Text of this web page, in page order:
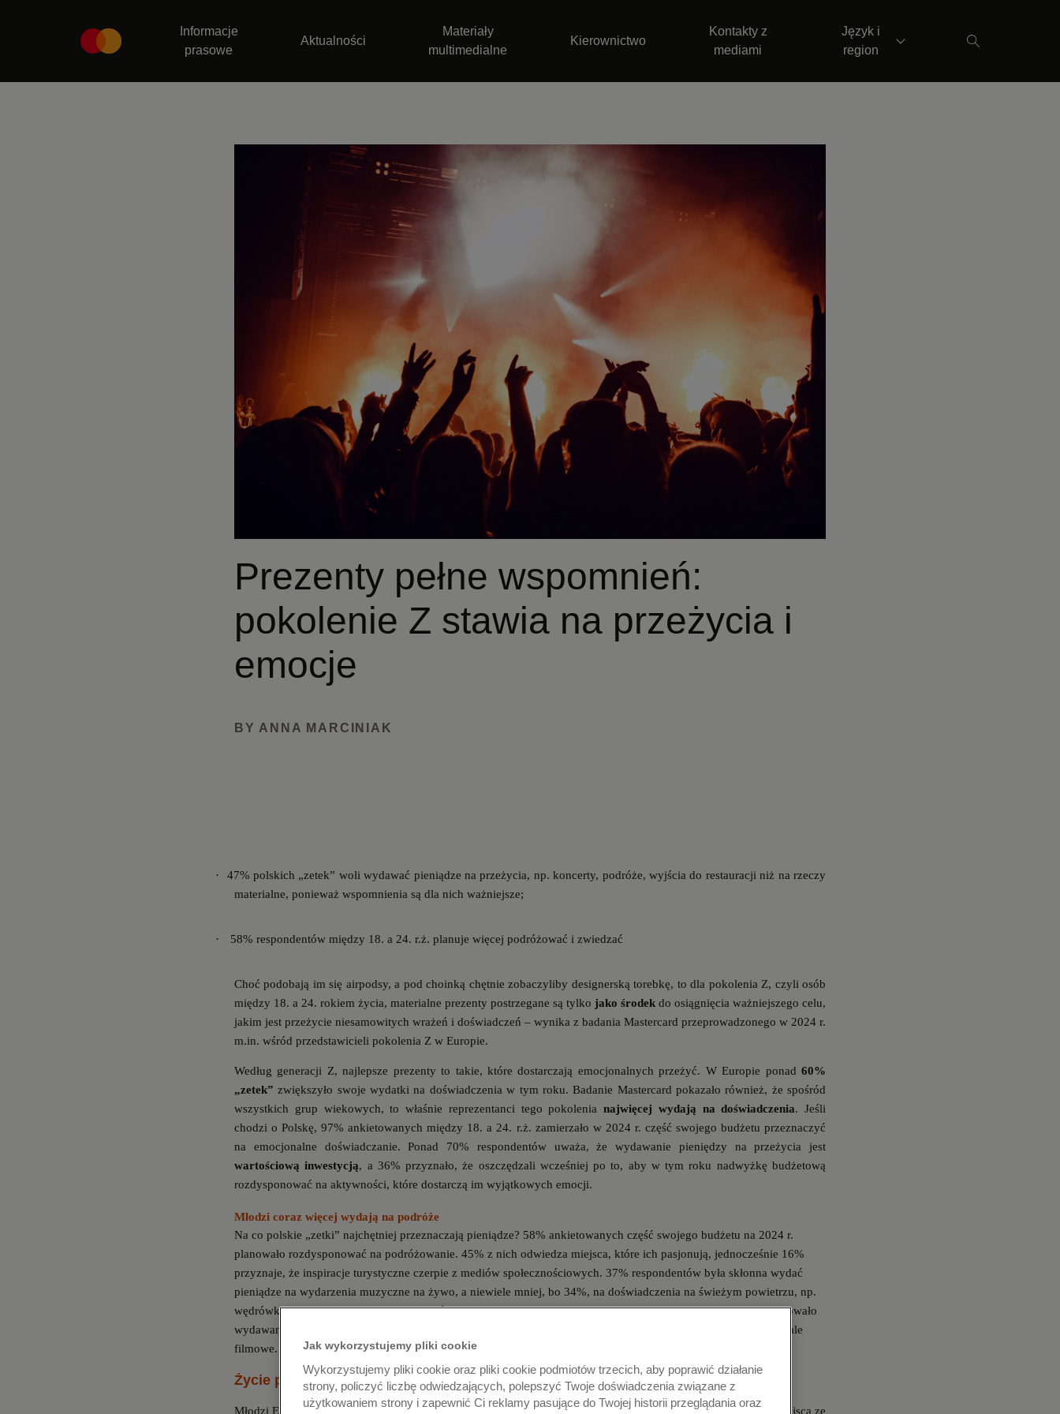
Informacje
prasowe
Aktualności
Materiały
multimedialne
Kierownictwo
Kontakty z
mediami
Język i
region
Prezenty pełne wspomnień:
pokolenie Z stawia na przeżycia i
emocje
BY ANNA MARCINIAK
·
47% polskich „zetek” woli wydawać pieniądze na przeżycia, np. koncerty, podróże, wyjścia do restauracji niż na rzeczy
materialne, ponieważ wspomnienia są dla nich ważniejsze;
· 58% respondentów między 18. a 24. r.ż. planuje więcej podróżować i zwiedzać
Choć podobają im się airpodsy, a pod choinką chętnie zobaczyliby designerską torebkę, to dla pokolenia Z, czyli osób
między 18. a 24. rokiem życia, materialne prezenty postrzegane są tylko jako środek do osiągnięcia ważniejszego celu,
jakim jest przeżycie niesamowitych wrażeń i doświadczeń – wynika z badania Mastercard przeprowadzonego w 2024 r.
m.in. wśród przedstawicieli pokolenia Z w Europie.
Według generacji Z, najlepsze prezenty to takie, które dostarczają emocjonalnych przeżyć. W Europie ponad 60%
„zetek”zwiększyło swoje wydatki na doświadczenia w tym roku. Badanie Mastercard pokazało również, że spośród
wszystkich grup wiekowych, to właśnie reprezentanci tego pokolenia najwięcej wydają na doświadczenia. Jeśli
chodzi o Polskę, 97% ankietowanych między 18. a 24. r.ż. zamierzało w 2024 r. część swojego budżetu przeznaczyć
na emocjonalne doświadczanie. Ponad 70% respondentów uważa, że wydawanie pieniędzy na przeżycia jest
wartościową inwestycją, a 36% przyznało, że oszczędzali wcześniej po to, aby w tym roku nadwyżkę budżetową
rozdysponować na aktywności, które dostarczą im wyjątkowych emocji.
Młodzi coraz więcej wydają na podróże
Na co polskie „zetki” najchętniej przeznaczają pieniądze? 58% ankietowanych część swojego budżetu na 2024 r.
planowało rozdysponować na podróżowanie. 45% z nich odwiedza miejsca, które ich pasjonują, jednocześnie 16%
przyznaje, że inspiracje turystyczne czerpie z mediów społecznościowych. 37% respondentów była skłonna wydać
pieniądze na wydarzenia muzyczne na żywo, a niewiele mniej, bo 34%, na doświadczenia na świeżym powietrzu, np.
wędrówki, jazdę na rowerze czy aktywności z obszaru wellness, spa i fitness (32%). 29% ankietowanych deklarowało
wydawanie pieniędzy na doznania kulinarne, a 26% na przeżycia filmowe, takie jak premiery kinowe czy festiwale
filmowe.
Życie pełne wrażeń – co napędza „zetki”?
Młodzi Europejczycy najbardziej ceniąprzeżycia związane z podróżami - 68% z nich chciałoby odwiedzić miejsca ze
Jak wykorzystujemy pliki cookie
Wykorzystujemy pliki cookie oraz pliki cookie podmiotów trzecich, aby poprawić działanie
strony, policzyć liczbę odwiedzających, polepszyć Twoje doświadczenia związane z
użytkowaniem strony i zapewnić Ci reklamy pasujące do Twojej historii przeglądania oraz